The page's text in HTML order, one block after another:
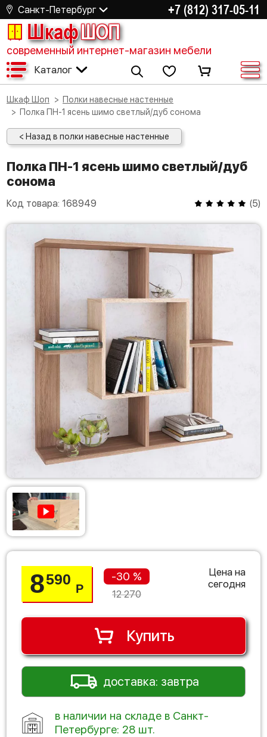
Санкт-Петербург +7 (812) 317-05-11
ШкафШОП
современный интернет-магазин мебели
Каталог
Шкаф Шоп
Полки навесные настенные
Полка ПН-1 ясень шимо светлый/дуб сонома
< Назад в полки навесные настенные
Полка ПН-1 ясень шимо светлый/дуб
сонома
Код товара: 168949 (5)
8590
Р
-30 %
12 270
Цена на
сегодня
Купить
доставка: завтра
в наличии на складе в Санкт-
Петербурге: 28 шт.